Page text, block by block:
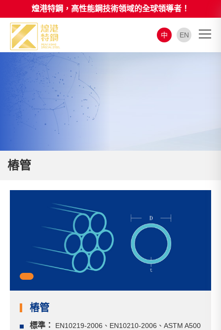
煌港特鋼，高性能鋼技術領域的全球領導者！
中 EN
樁管
樁管
標準： EN10219-2006、EN10210-2006、ASTM A500